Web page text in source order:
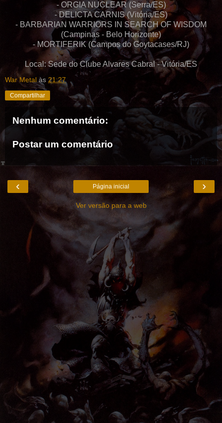
- ORGIA NUCLEAR (Serra/ES)
- DELICTA CARNIS (Vitória/ES)
- BARBARIAN WARRIORS IN SEARCH OF WISDOM
(Campinas - Belo Horizonte)
- MORTIFERIK (Campos do Goytacases/RJ)
Local: Sede do Clube Alvares Cabral - Vitória/ES
War Metal às 21:27
Compartilhar
Nenhum comentário:
Postar um comentário
‹ ›
Página inicial
Ver versão para a web